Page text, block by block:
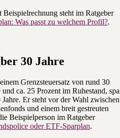
steht im Ratgeber
Was passt zu welchem Profil?.
30 Jahre
Grenzsteuersatz von rund 30
ca. 25 Prozent im Ruhestand,
Er steht vor der Wahl zwischen
und einem breit gestreuten
Beispielperson im Ratgeber
oder ETF-Sparplan.